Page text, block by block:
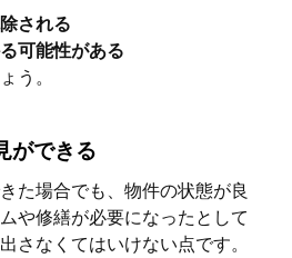
される
可能性がある
う。
ができる
た場合でも、物件の状態が良
や修繕が必要になったとして
さなくてはいけない点です。